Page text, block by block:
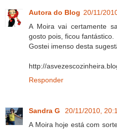
Autora do Blog 20/11/
A Moira vai certamente
gosto pois, ficou fantástico.
Gostei imenso desta
http://
Responder
Sandra G
20/11/2010,
A Moira hoje está com